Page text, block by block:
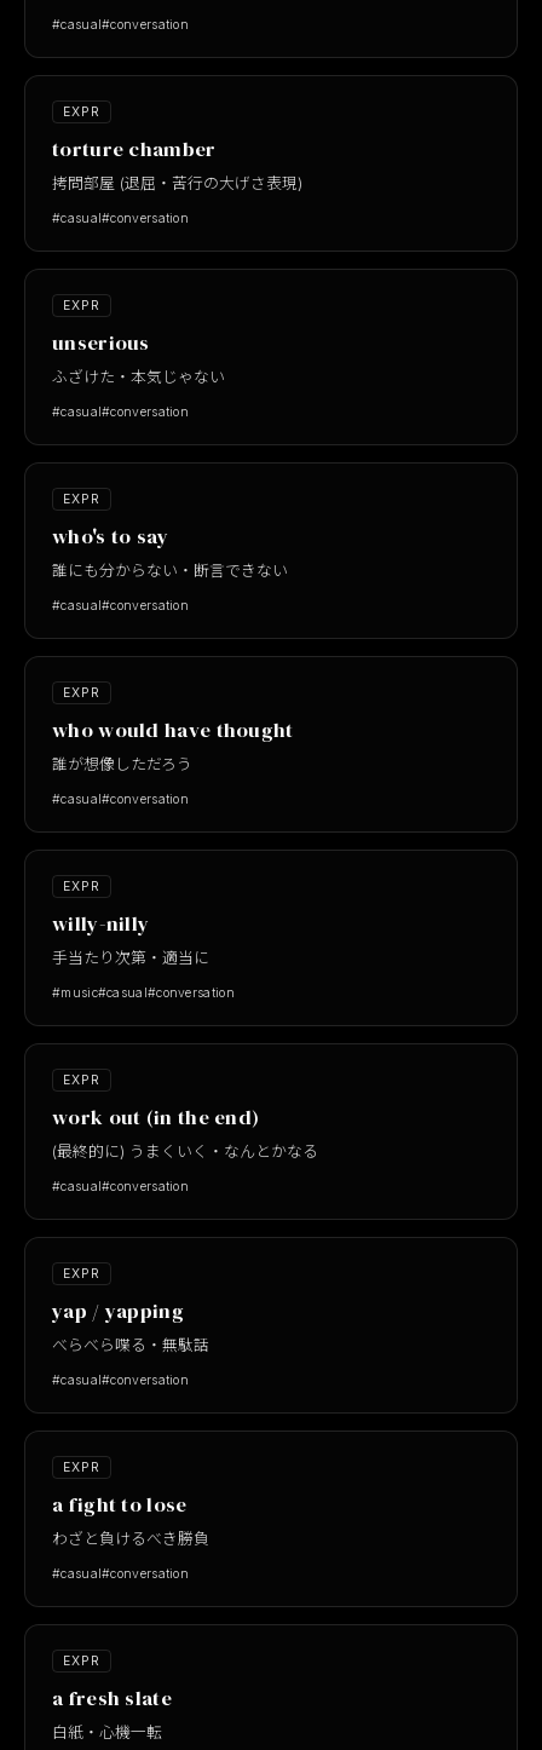
#casual#conversation
EXPR
torture chamber
拷問部屋 (退屈・苦行の大げさ表現)
#casual#conversation
EXPR
unserious
ふざけた・本気じゃない
#casual#conversation
EXPR
who's to say
誰にも分からない・断言できない
#casual#conversation
EXPR
who would have thought
誰が想像しただろう
#casual#conversation
EXPR
willy-nilly
手当たり次第・適当に
#music#casual#conversation
EXPR
work out (in the end)
(最終的に) うまくいく・なんとかなる
#casual#conversation
EXPR
yap / yapping
べらべら喋る・無駄話
#casual#conversation
EXPR
a fight to lose
わざと負けるべき勝負
#casual#conversation
EXPR
a fresh slate
白紙・心機一転